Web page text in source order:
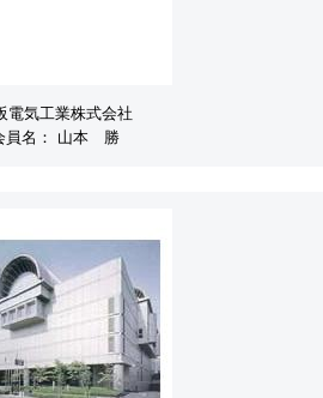
電気工業株式会社
員名：
山本 勝